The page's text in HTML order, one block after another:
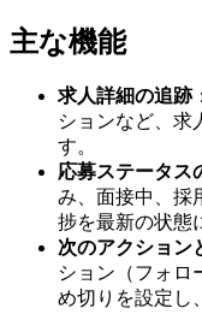
主な機能
求人詳細の追跡
ションなど、求
す。
応募ステータス
み、面接中、採
捗を最新の状態
次のアクション
ション（フォロ
め切りを設定し